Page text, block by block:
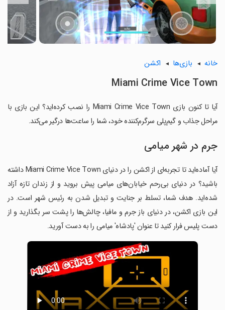
خانه بازی‌ها اکشن
Miami Crime Vice Town
آیا تا کنون بازی Miami Crime Vice Town را نصب کرده‌اید؟ این بازی با
مراحل جذاب و گیم‌پلی سرگرم‌کننده خود، شما را ساعت‌ها درگیر می‌کند.
جرم در شهر میامی
آیا آماده‌اید تا تجربه‌ای از اکشن را در دنیای Miami Crime Vice Town داشته
باشید؟ در دنیای بی‌رحم خیابان‌های میامی پیش بروید و از زندان تازه آزاد
شده‌اید. هدف شما، تسلط بر جنایت و تبدیل شدن به رئیس شهر است. در
این بازی اکشن، در دنیای باز جرم و مافیا، چالش‌ها را پشت سر بگذارید و از
دست پلیس فرار کنید تا عنوان 'پادشاه' میامی را به دست آورید.